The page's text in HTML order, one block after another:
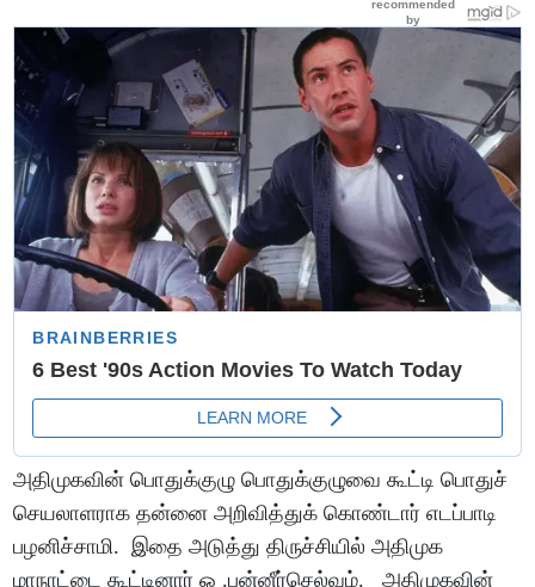
அதிமுகவின் பொதுக்குழு பொதுக்குழுவை கூட்டி பொதுச்
செயலாளராக தன்னை அறிவித்துக் கொண்டார் எடப்பாடி
பழனிச்சாமி. இதை அடுத்து திருச்சியில் அதிமுக
மாநாட்டை கூட்டினார் ஓ .பன்னீர்செல்வம். அதிமுகவின்